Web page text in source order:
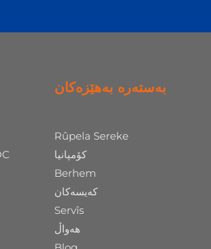
بەستەرە بەهێزەکان
Rûpela Sereke
کۆمپانیا
Berhem
کەیسەکان
Servîs
هەواڵ